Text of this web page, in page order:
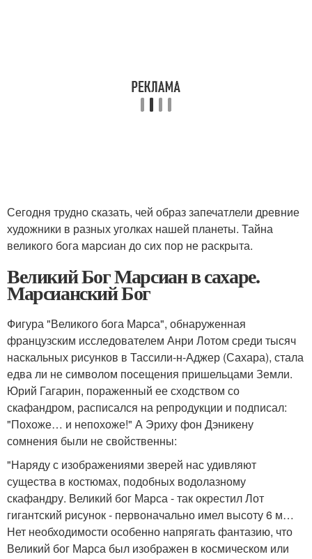
Сегодня трудно сказать, чей образ запечатлели древние
художники в разных уголках нашей планеты. Тайна
великого бога марсиан до сих пор не раскрыта.
Великий Бог Марсиан в сахаре.
Марсианский Бог
Фигура "Великого бога Марса", обнаруженная
французским исследователем Анри Лотом среди тысяч
наскальных рисунков в Тассили-н-Аджер (Сахара), стала
едва ли не символом посещения пришельцами Земли.
Юрий Гагарин, пораженный ее сходством со
скафандром, расписался на репродукции и подписал:
"Похоже… и непохоже!" А Эриху фон Дэникену
сомнения были не свойственны:
"Наряду с изображениями зверей нас удивляют
существа в костюмах, подобных водолазному
скафандру. Великий бог Марса - так окрестил Лот
гигантский рисунок - первоначально имел высоту 6 м…
Нет необходимости особенно напрягать фантазию, что
Великий бог Марса был изображен в космическом или